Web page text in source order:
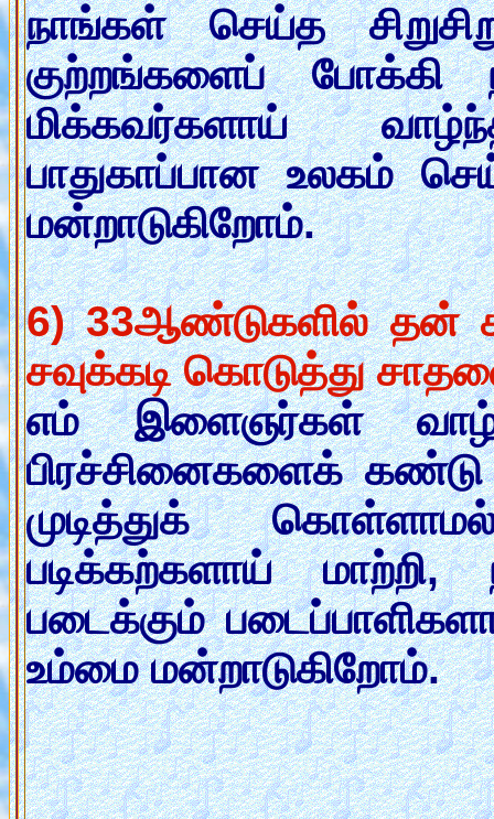
நாங்கள் செய்த
குற்றங்களைப் போக்கி
மிக்கவர்களாய்
பாதுகாப்பான உலகம்
மன்றாடுகிறோம்.
6) 33ஆண்டுகளில் தன்
சவுக்கடி கொடுத்து
எம் இளைஞர்கள்
பிரச்சினைகளைக்
முடித்துக்
படிக்கற்களாய் மாற்றி,
படைக்கும்
உம்மை மன்றாடுகிறோம்.